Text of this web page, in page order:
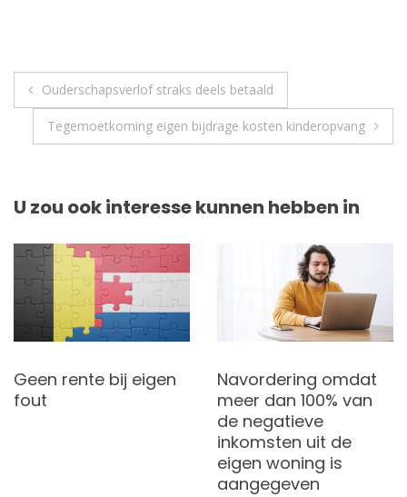
Berichtnavigatie
Ouderschapsverlof straks deels betaald
Tegemoetkoming eigen bijdrage kosten kinderopvang
U zou ook interesse kunnen hebben in
Geen rente bij eigen
fout
Navordering omdat
meer dan 100% van
de negatieve
inkomsten uit de
eigen woning is
aangegeven